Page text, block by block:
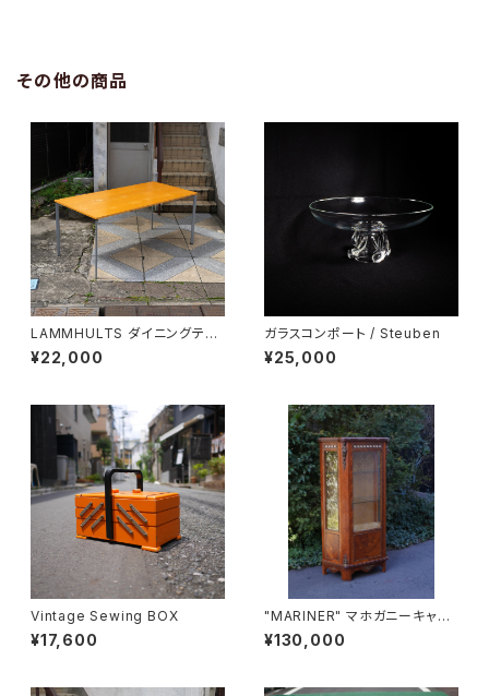
その他の商品
LAMMHULTS ダイニングテー
ブル
¥22,000
ガラスコンポート / Steuben
¥25,000
Vintage Sewing BOX
¥17,600
"MARINER" マホガニーキャビ
ネット
¥130,000